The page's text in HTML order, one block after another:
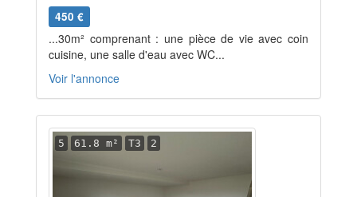
450 €
...30m² comprenant : une pièce de vie avec coin
cuisine, une salle d'eau avec WC...
Voir l'annonce
5 61.8 m² T3 2